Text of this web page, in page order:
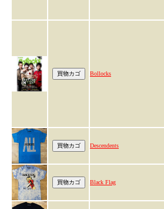
Bollocks
Descendents
Black Flag